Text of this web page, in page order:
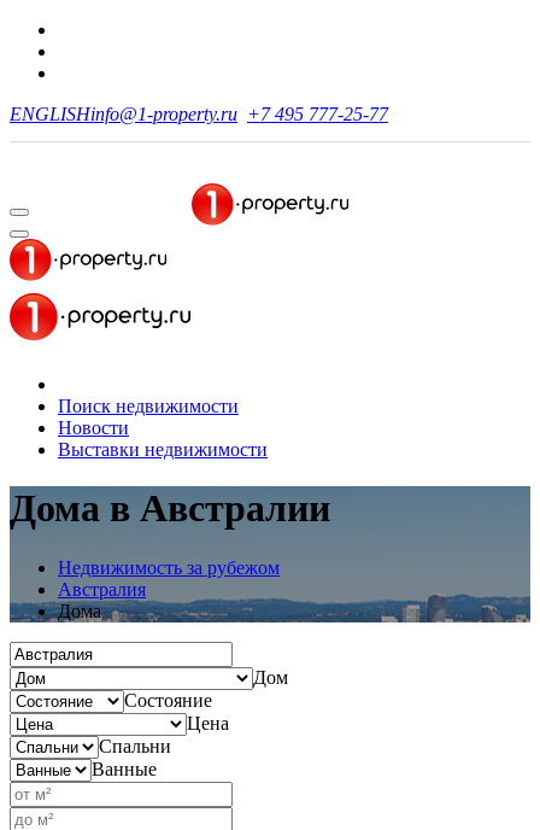
ENGLISHinfo@1-property.ru +7 495 777-25-77
Поиск недвижимости
Новости
Выставки недвижимости
Дома в Австралии
Недвижимость за рубежом
Австралия
Дома
Дом
Состояние
Цена
Спальни
Ванные